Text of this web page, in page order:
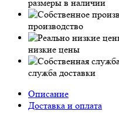
размеры в наличии
производство
низкие цены
служба доставки
Описание
Доставка и оплата